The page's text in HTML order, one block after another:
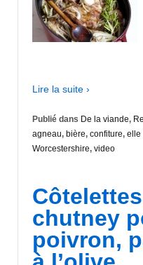
Lire la suite ›
Publié dans De la viande,
agneau, bière, confiture, elle
Worcestershire, video
chutney
poivron,